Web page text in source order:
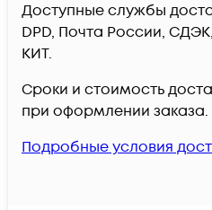
Доступные службы
DPD, Почта России,
КИТ.
Сроки и стоимость
при оформлении заказа.
Подробные условия